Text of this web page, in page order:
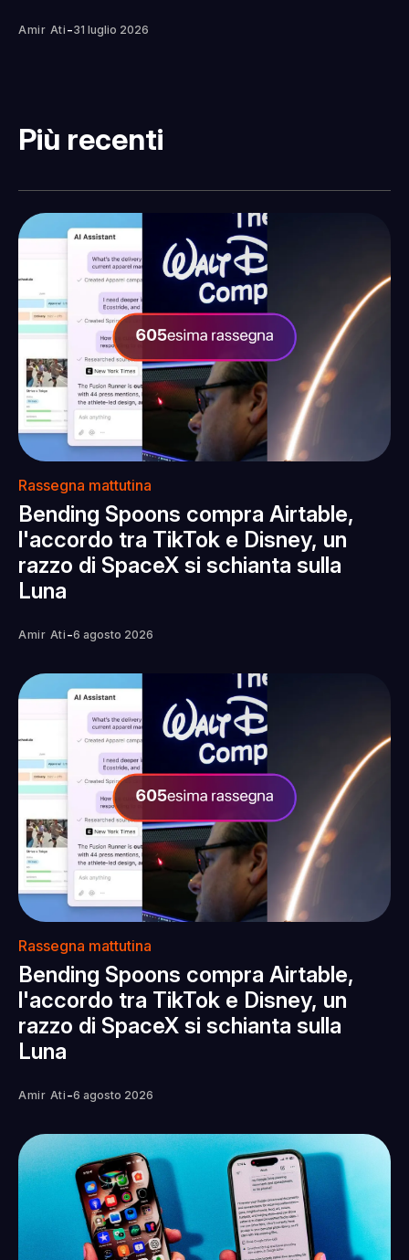
Amir Ati -31 luglio 2026
Più recenti
Rassegna mattutina
Bending Spoons compra Airtable,
l'accordo tra TikTok e Disney, un
razzo di SpaceX si schianta sulla
Luna
Amir Ati -6 agosto 2026
Rassegna mattutina
Bending Spoons compra Airtable,
l'accordo tra TikTok e Disney, un
razzo di SpaceX si schianta sulla
Luna
Amir Ati -6 agosto 2026